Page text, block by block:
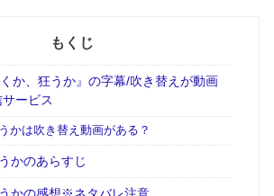
もくじ
か、狂うか』の字幕/吹き替えが動画
ービス
かは吹き替え動画がある？
かのあらすじ